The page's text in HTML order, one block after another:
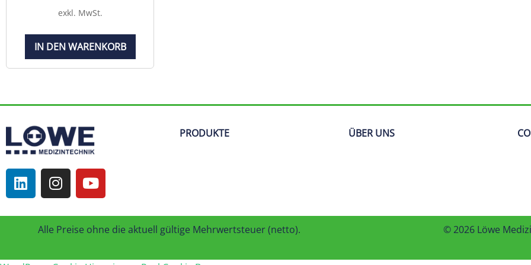
exkl. MwSt.
IN DEN WARENKORB
PRODUKTE ÜBER UNS
Alle Preise ohne die aktuell gültige Mehrwertsteuer (netto). © 2026 Löwe